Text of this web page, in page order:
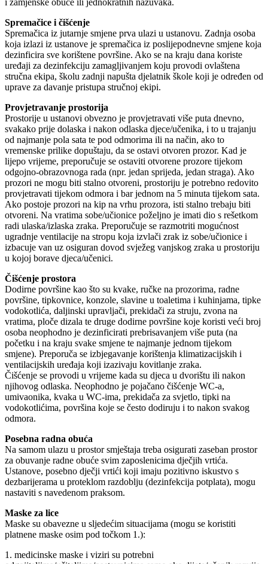
i zamjenske obuće ili jednokratnih nazuvaka.
Spremačice i čišćenje
Spremačica iz jutarnje smjene prva ulazi u ustanovu. Zadnja osoba
koja izlazi iz ustanove je spremačica iz poslijepodnevne smjene koja
dezinficira sve korištene površine. Ako se na kraju dana koriste
uređaji za dezinfekciju zamagljivanjem koju provodi ovlaštena
stručna ekipa, školu zadnji napušta djelatnik škole koji je određen od
uprave za davanje pristupa stručnoj ekipi.
Provjetravanje prostorija
Prostorije u ustanovi obvezno je provjetravati više puta dnevno,
svakako prije dolaska i nakon odlaska djece/učenika, i to u trajanju
od najmanje pola sata te pod odmorima ili na način, ako to
vremenske prilike dopuštaju, da se ostavi otvoren prozor. Kad je
lijepo vrijeme, preporučuje se ostaviti otvorene prozore tijekom
odgojno-obrazovnoga rada (npr. jedan sprijeda, jedan straga). Ako
prozori ne mogu biti stalno otvoreni, prostoriju je potrebno redovito
provjetravati tijekom odmora i bar jednom na 5 minuta tijekom sata.
Ako postoje prozori na kip na vrhu prozora, isti stalno trebaju biti
otvoreni. Na vratima sobe/učionice poželjno je imati dio s rešetkom
radi ulaska/izlaska zraka. Preporučuje se razmotriti mogućnost
ugradnje ventilacije na stropu koja izvlači zrak iz sobe/učionice i
izbacuje van uz osiguran dovod svježeg vanjskog zraka u prostoriju
u kojoj borave djeca/učenici.
Čišćenje prostora
Dodirne površine kao što su kvake, ručke na prozorima, radne
površine, tipkovnice, konzole, slavine u toaletima i kuhinjama, tipke
vodokotlića, daljinski upravljači, prekidači za struju, zvona na
vratima, ploče dizala te druge dodirne površine koje koristi veći broj
osoba neophodno je dezinficirati prebrisavanjem više puta (na
početku i na kraju svake smjene te najmanje jednom tijekom
smjene). Preporuča se izbjegavanje korištenja klimatizacijskih i
ventilacijskih uređaja koji izazivaju kovitlanje zraka.
Čišćenje se provodi u vrijeme kada su djeca u dvorištu ili nakon
njihovog odlaska. Neophodno je pojačano čišćenje WC-a,
umivaonika, kvaka u WC-ima, prekidača za svjetlo, tipki na
vodokotlićima, površina koje se često dodiruju i to nakon svakog
odmora.
Posebna radna obuća
Na samom ulazu u prostor smještaja treba osigurati zaseban prostor
za obuvanje radne obuće svim zaposlenicima dječjih vrtića.
Ustanove, posebno dječji vrtići koji imaju pozitivno iskustvo s
dezbarijerama u proteklom razdoblju (dezinfekcija potplata), mogu
nastaviti s navedenom praksom.
Maske za lice
Maske su obavezne u sljedećim situacijama (mogu se koristiti
platnene maske osim pod točkom 1.):
1. medicinske maske i viziri su potrebni